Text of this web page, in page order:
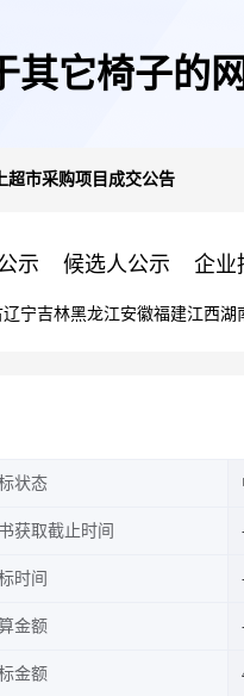
其它椅子的
超市采购项目成交公告
示 候选人公示 企业
辽宁吉林黑龙江安徽福建江西湖
状态
获取截止时间
时间
金额
金额